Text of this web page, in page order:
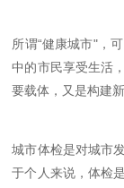
所谓“健康城市"，
中的市民享受生活
要载体，又是构建
城市体检是对城市
于个人来说，体检